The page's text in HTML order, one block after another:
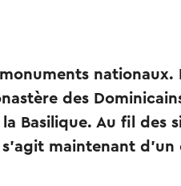
nationaux.
des
Basilique. Au fil des
maintenant d'un